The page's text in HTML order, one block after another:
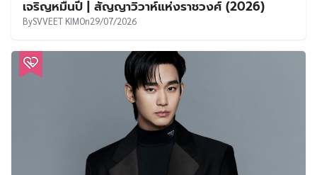
เจริญหมื่นปี | สัญญาวิวาห์แห่งราชวงศ์ (2026)
BySVVEET KIMOn29/07/2026